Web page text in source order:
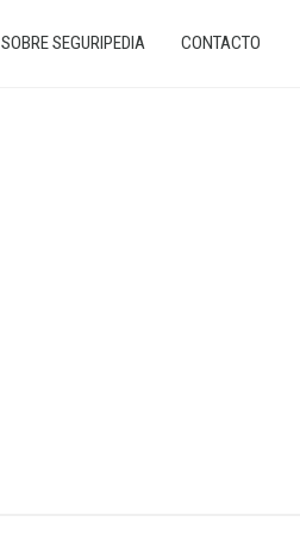
SOBRE SEGURIPEDIA CONTACTO